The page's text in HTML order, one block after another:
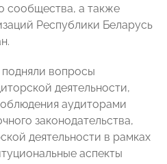
сообщества, а также
Республики Беларусь
вопросы
деятельности,
аудиторами
законодательства,
деятельности в рамках
аспекты